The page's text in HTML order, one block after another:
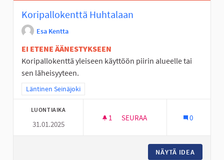
Koripallokenttä Huhtalaan
Esa Kentta
EI ETENE ÄÄNESTYKSEEN
Koripallokenttä yleiseen käyttöön piirin alueelle tai
sen läheisyyteen.
Rajaa tulokset teeman mukaan: Läntinen Seinäjoki
Läntinen Seinäjoki
LUONTIAIKA
31.01.2025
1 1 SEURAAJA
SEURAA 0
NÄYTÄ IDEA